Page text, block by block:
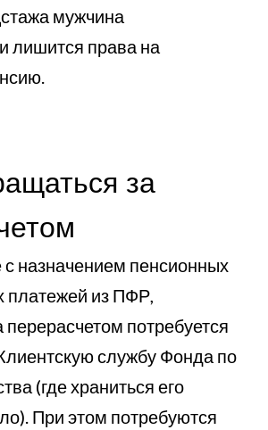
мужчина
лишится права на
за
с назначением пенсионных
платежей из ПФР,
перерасчетом потребуется
службу Фонда по
(где храниться его
При этом потребуются